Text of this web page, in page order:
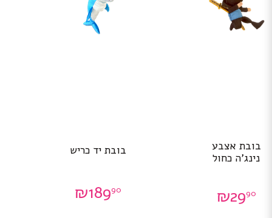
בובת אצבע
נינג’ה כחול
₪2990
בובת יד כריש
₪18990